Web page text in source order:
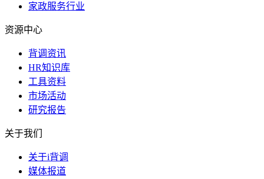
家政服务行业
资源中心
背调资讯
HR知识库
工具资料
市场活动
研究报告
关于我们
关于i背调
媒体报道